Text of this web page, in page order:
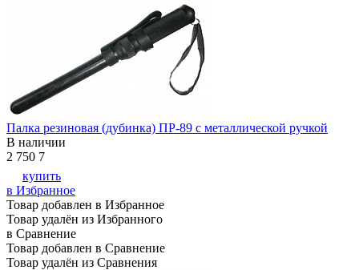
Палка резиновая (дубинка) ПР-89 с металлической ручкой
В наличии
2 750 7
купить
в Избранное
Товар добавлен в Избранное
Товар удалён из Избранного
в Сравнение
Товар добавлен в Сравнение
Товар удалён из Сравнения